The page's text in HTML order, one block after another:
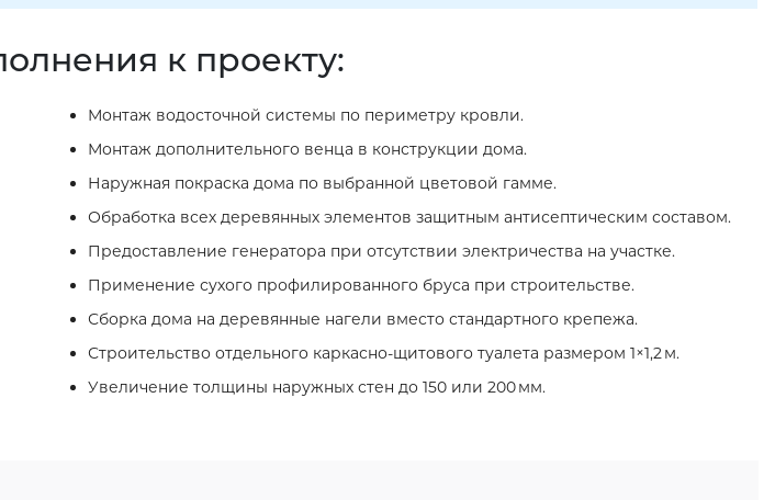
к проекту:
Монтаж водосточной системы по периметру кровли.
Монтаж дополнительного венца в конструкции дома.
Наружная покраска дома по выбранной цветовой гамме.
Обработка всех деревянных элементов защитным антисептическим составом.
Предоставление генератора при отсутствии электричества на участке.
Применение сухого профилированного бруса при строительстве.
Сборка дома на деревянные нагели вместо стандартного крепежа.
Строительство отдельного каркасно‑щитового туалета размером 1×1,2 м.
Увеличение толщины наружных стен до 150 или 200 мм.